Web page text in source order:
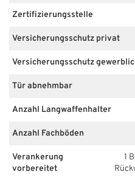
Zertifizierungsstelle
Versicherungsschutz privat
Versicherungsschutz
Tür abnehmbar
Anzahl Langwaffenhalter
Anzahl Fachböden
Verankerung
vorbereitet
1